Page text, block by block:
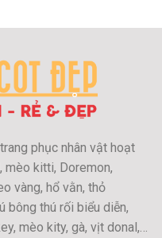
phục nhân vật hoạt
mèo kitti, Doremon,
vàng, hổ vằn, thỏ
bông thú rối biểu diễn,
mèo kity, gà, vịt donal,…